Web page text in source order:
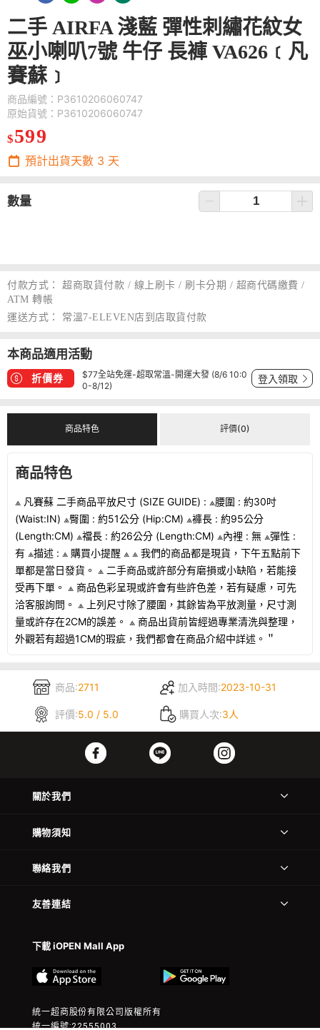
二手 AIRFA 淺藍 彈性刺繡花紋女
巫小喇叭7號 牛仔 長褲 VA626﹝凡
賽蘇﹞
商品編號：P3610206060747
原始貨號：P3610206060747
$599
預計出貨天數 3 天
數量
付款方式：
超商取貨付款 / 線上刷卡 / 刷卡分期 / 超商代碼繳費 /
ATM 轉帳
運送方式：
常溫7-ELEVEN店到店取貨付款
本商品適用活動
折價券
$77全站免運-超取常溫-開運大發 (8/6 10:0
0-8/12)
登入領取
商品特色 評價(0)
商品特色
⟁ 凡賽蘇 二手商品平放尺寸 (SIZE GUIDE) : ⟁腰圍 : 約30吋
(Waist:IN) ⟁臀圍 : 約51公分 (Hip:CM) ⟁褲長 : 約95公分
(Length:CM) ⟁襠長 : 約26公分 (Length:CM) ⟁內裡 : 無 ⟁彈性 :
有 ⟁描述 : ⟁ 購買小提醒 ⟁ ⟁ 我們的商品都是現貨，下午五點前下
單都是當日發貨。 ⟁ 二手商品或許部分有磨損或小缺陷，若能接
受再下單。 ⟁ 商品色彩呈現或許會有些許色差，若有疑慮，可先
洽客服詢問。 ⟁ 上列尺寸除了腰圍，其餘皆為平放測量，尺寸測
量或許存在2CM的誤差。 ⟁ 商品出貨前皆經過專業清洗與整理，
外觀若有超過1CM的瑕疵，我們都會在商品介紹中詳述。＂
商品:2711 加入時間:2023-10-31
評價:5.0 / 5.0 購買人次:3人
關於我們
購物須知
聯絡我們
友善連結
下載 iOPEN Mall App
統一超商股份有限公司版權所有
統一編號:22555003